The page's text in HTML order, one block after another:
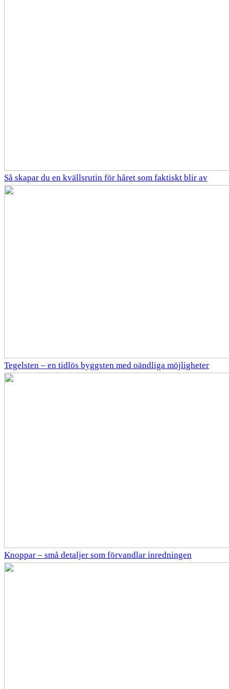
Så skapar du en kvällsrutin för håret som faktiskt blir av
Tegelsten – en tidlös byggsten med oändliga möjligheter
Knoppar – små detaljer som förvandlar inredningen